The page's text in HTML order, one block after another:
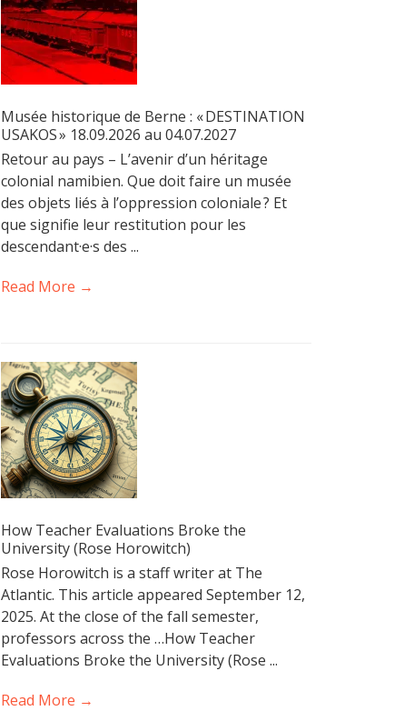
Musée historique de Berne : « DESTINATION
USAKOS » 18.09.2026 au 04.07.2027
Retour au pays – L’avenir d’un héritage
colonial namibien. Que doit faire un musée
des objets liés à l’oppression coloniale ? Et
que signifie leur restitution pour les
descendant·e·s des ...
Read More →
How Teacher Evaluations Broke the
University (Rose Horowitch)
Rose Horowitch is a staff writer at The
Atlantic. This article appeared September 12,
2025. At the close of the fall semester,
professors across the …How Teacher
Evaluations Broke the University (Rose ...
Read More →